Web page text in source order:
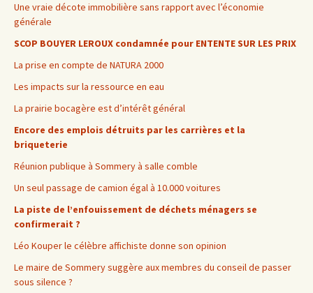
Une vraie décote immobilière sans rapport avec l’économie
générale
SCOP BOUYER LEROUX condamnée pour ENTENTE SUR LES PRIX
La prise en compte de NATURA 2000
Les impacts sur la ressource en eau
La prairie bocagère est d’intérêt général
Encore des emplois détruits par les carrières et la
briqueterie
Réunion publique à Sommery à salle comble
Un seul passage de camion égal à 10.000 voitures
La piste de l’enfouissement de déchets ménagers se
confirmerait ?
Léo Kouper le célèbre affichiste donne son opinion
Le maire de Sommery suggère aux membres du conseil de passer
sous silence ?